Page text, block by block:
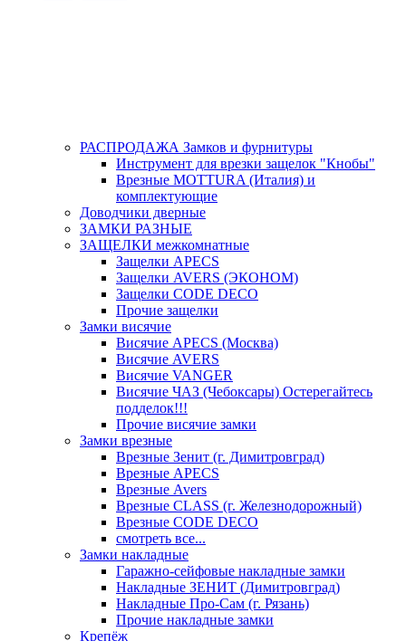
РАСПРОДАЖА Замков и фурнитуры
Инструмент для врезки защелок "Кнобы"
Врезные MOTTURA (Италия) и
комплектующие
Доводчики дверные
ЗАМКИ РАЗНЫЕ
ЗАЩЕЛКИ межкомнатные
Защелки APECS
Защелки AVERS (ЭКОНОМ)
Защелки CODE DECO
Прочие защелки
Замки висячие
Висячие APECS (Москва)
Висячие AVERS
Висячие VANGER
Висячие ЧАЗ (Чебоксары) Остерегайтесь
подделок!!!
Прочие висячие замки
Замки врезные
Врезные Зенит (г. Димитровград)
Врезные APECS
Врезные Avers
Врезные CLASS (г. Железнодорожный)
Врезные CODE DECO
смотреть все...
Замки накладные
Гаражно-сейфовые накладные замки
Накладные ЗЕНИТ (Димитровград)
Накладные Про-Сам (г. Рязань)
Прочие накладные замки
Крепёж